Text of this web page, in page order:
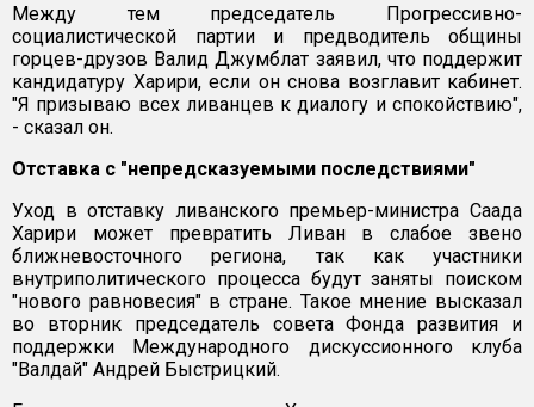
Между тем председатель Прогрессивно-
социалистической партии и предводитель общины
горцев-друзов Валид Джумблат заявил, что поддержит
кандидатуру Харири, если он снова возглавит кабинет.
"Я призываю всех ливанцев к диалогу и спокойствию",
- сказал он.
Отставка с "непредсказуемыми последствиями"
Уход в отставку ливанского премьер-министра Саада
Харири может превратить Ливан в слабое звено
ближневосточного региона, так как участники
внутриполитического процесса будут заняты поиском
"нового равновесия" в стране. Такое мнение высказал
во вторник председатель совета Фонда развития и
поддержки Международного дискуссионного клуба
"Валдай" Андрей Быстрицкий.